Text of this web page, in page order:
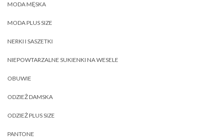
MODA MĘSKA
MODA PLUS SIZE
NERKI I SASZETKI
NIEPOWTARZALNE SUKIENKI NA WESELE
OBUWIE
ODZIEŻ DAMSKA
ODZIEŻ PLUS SIZE
PANTONE